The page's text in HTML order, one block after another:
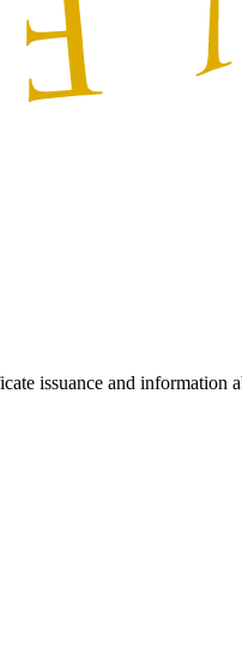
issuance and information